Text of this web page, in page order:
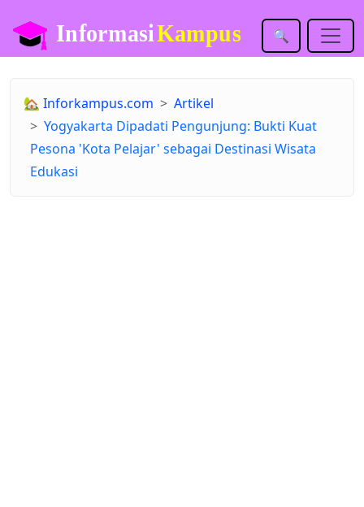
🔍
🏡 Inforkampus.com
Artikel
Yogyakarta Dipadati Pengunjung: Bukti Kuat
Pesona 'Kota Pelajar' sebagai Destinasi Wisata
Edukasi